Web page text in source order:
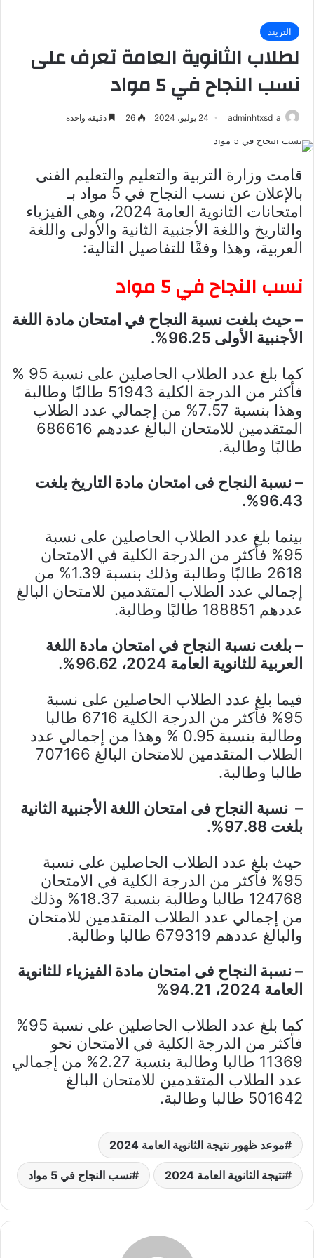
التريند
لطلاب الثانوية العامة تعرف على
نسب النجاح في 5 مواد
adminhtxsd_a 24 يوليو، 2024 26 دقيقة واحدة
قامت وزارة التربية والتعليم والتعليم الفنى
بالإعلان عن نسب النجاح في 5 مواد بـ
امتحانات الثانوية العامة 2024، وهي الفيزياء
والتاريخ واللغة الأجنبية الثانية والأولى واللغة
العربية، وهذا وفقًا للتفاصيل التالية:
نسب النجاح في 5 مواد
– حيث بلغت نسبة النجاح في امتحان مادة اللغة
الأجنبية الأولى 96.25%؜.
كما بلغ عدد الطلاب الحاصلين على نسبة 95 %؜
فأكثر من الدرجة الكلية 51943 طالبًا وطالبة
وهذا بنسبة 7.57% من إجمالي عدد الطلاب
المتقدمين للامتحان البالغ عددهم 686616
طالبًا وطالبة.
– نسبة النجاح فى امتحان مادة التاريخ بلغت
96.43%.
بينما بلغ عدد الطلاب الحاصلين على نسبة
95% فأكثر من الدرجة الكلية في الامتحان
2618 طالبًا وطالبة وذلك بنسبة 1.39% من
إجمالي عدد الطلاب المتقدمين للامتحان البالغ
عددهم 188851 طالبًا وطالبة.
– بلغت نسبة النجاح في امتحان مادة اللغة
العربية للثانوية العامة 2024، 96.62%.
فيما بلغ عدد الطلاب الحاصلين على نسبة
95% فأكثر من الدرجة الكلية 6716 طالبا
وطالبة بنسبة 0.95 % وهذا من إجمالي عدد
الطلاب المتقدمين للامتحان البالغ 707166
طالبا وطالبة.
– نسبة النجاح فى امتحان اللغة الأجنبية الثانية
بلغت 97.88%.
حيث بلغ عدد الطلاب الحاصلين على نسبة
95% فأكثر من الدرجة الكلية في الامتحان
124768 طالبا وطالبة بنسبة 18.37% وذلك
من إجمالي عدد الطلاب المتقدمين للامتحان
والبالغ عددهم 679319 طالبا وطالبة.
– نسبة النجاح فى امتحان مادة الفيزياء للثانوية
العامة 2024، 94.21%
كما بلغ عدد الطلاب الحاصلين على نسبة 95%
فأكثر من الدرجة الكلية في الامتحان نحو
11369 طالبا وطالبة بنسبة 2.27% من إجمالي
عدد الطلاب المتقدمين للامتحان البالغ
501642 طالبا وطالبة.
موعد ظهور نتيجة الثانوية العامة 2024
نتيجة الثانوية العامة 2024 نسب النجاح في 5 مواد